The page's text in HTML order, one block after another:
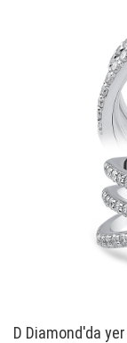
D Diamond'da